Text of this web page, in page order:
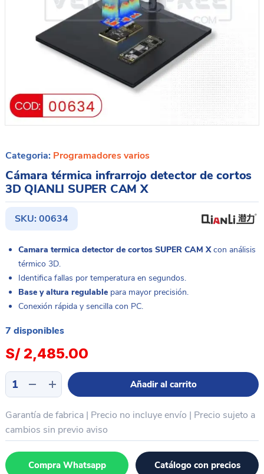
Categoria: Programadores varios
Cámara térmica infrarrojo detector de cortos
3D QIANLI SUPER CAM X
SKU: 00634
Camara termica detector de cortos SUPER CAM Xcon análisis
térmico 3D.
Identifica fallas por temperatura en segundos.
Base y altura regulable para mayor precisión.
Conexión rápida y sencilla con PC.
7 disponibles
S/ 2,485.00
Cámara
térmica
detector
de
cortos
3D
QIANLI
Añadir al carrito
Garantía de fabrica | Precio no incluye envío | Precio sujeto a
cambios sin previo aviso
Compra Whatsapp Catálogo con precios